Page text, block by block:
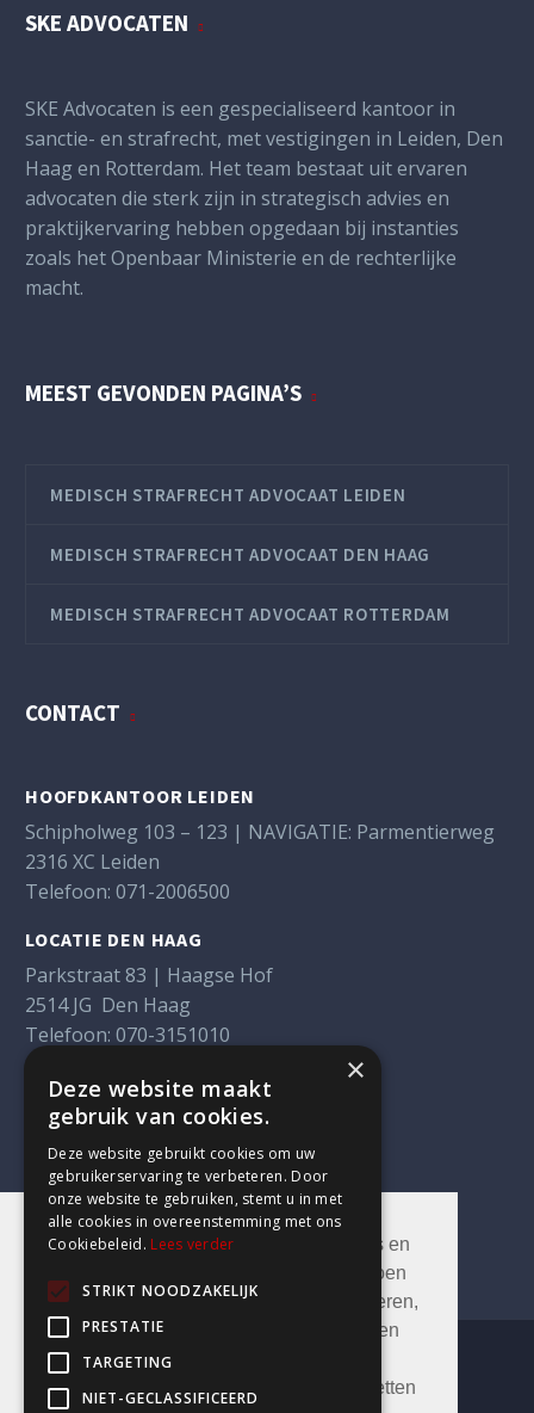
Deze website maakt gebruik van cookies en
daarmee vergelijkbare technieken. Dit doen
wij om de website goed te laten functioneren,
gebruik van de website te laten analyseren
en om de gebruikerservaring te
optimaliseren. Je kunt deze cookies uitzetten
SKE ADVOCATEN
SKE Advocaten is een gespecialiseerd kantoor in
sanctie- en strafrecht, met vestigingen in Leiden, Den
Haag en Rotterdam. Het team bestaat uit ervaren
advocaten die sterk zijn in strategisch advies en
praktijkervaring hebben opgedaan bij instanties
zoals het Openbaar Ministerie en de rechterlijke
macht.
MEEST GEVONDEN PAGINA’S
MEDISCH STRAFRECHT ADVOCAAT LEIDEN
MEDISCH STRAFRECHT ADVOCAAT DEN HAAG
MEDISCH STRAFRECHT ADVOCAAT ROTTERDAM
CONTACT
HOOFDKANTOOR LEIDEN
Schipholweg 103 – 123 | NAVIGATIE: Parmentierweg
2316 XC Leiden
Telefoon: 071-2006500
LOCATIE DEN HAAG
Parkstraat 83 | Haagse Hof
2514 JG Den Haag
Telefoon: 070-3151010
LOCATIE ROTTERDAM
Weena 290
3012 NJ Rotterdam
Telefoon:010-3105089
×
Deze website maakt
gebruik van cookies.
Deze website gebruikt cookies om uw
gebruikerservaring te verbeteren. Door
onze website te gebruiken, stemt u in met
alle cookies in overeenstemming met ons
Cookiebeleid. Lees verder
STRIKT NOODZAKELIJK
PRESTATIE
TARGETING
NIET-GECLASSIFICEERD